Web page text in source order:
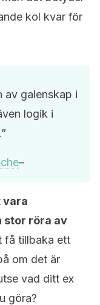
kol kvar för
av galenskap i
logik i
–
vara
stor röra av
få tillbaka ett
om det är
vad ditt ex
göra?